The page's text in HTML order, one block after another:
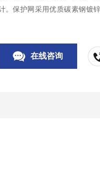
。保护网采用优质碳素钢镀
在线咨询